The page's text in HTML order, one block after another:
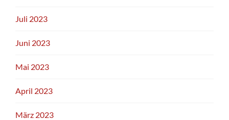
Juli 2023
Juni 2023
Mai 2023
April 2023
März 2023